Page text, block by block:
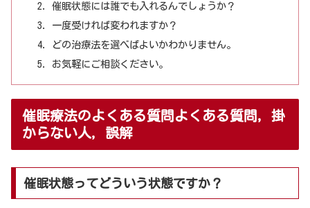
催眠状態には誰でも入れるんでしょうか？
一度受ければ変われますか？
どの治療法を選べばよいかわかりません。
お気軽にご相談ください。
催眠療法のよくある質問よくある質問，掛
からない人，誤解
催眠状態ってどういう状態ですか？